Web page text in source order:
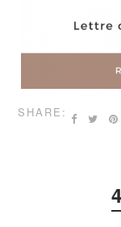
SHARE: